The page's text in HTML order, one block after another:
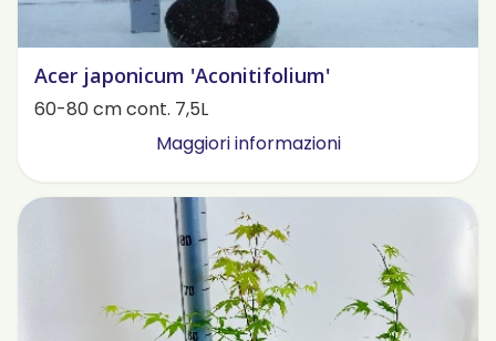
Acer japonicum 'Aconitifolium'
60-80 cm cont. 7,5L
Maggiori informazioni